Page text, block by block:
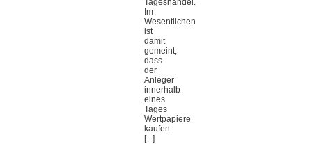
Tageshandel.
Im
Wesentlichen
ist
damit
gemeint,
dass
der
Anleger
innerhalb
eines
Tages
Wertpapiere
kaufen
[...]